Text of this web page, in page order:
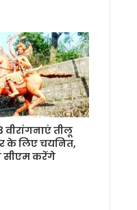
वीरांगनाएं तीलू
के लिए चयनित,
सीएम करेंगे